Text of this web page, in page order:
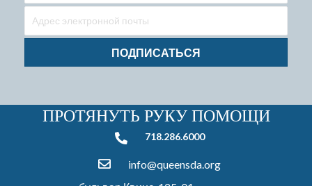
ПОДПИСАТЬСЯ
ПРОТЯНУТЬ РУКУ ПОМОЩИ
718.286.6000718.286.6000
info@queensda.org